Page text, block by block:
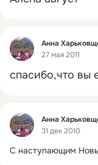
Фид
Анна
27 мая 2011
спасибо,что вы
Фид
Анна
31 дек 2010
С наступающим